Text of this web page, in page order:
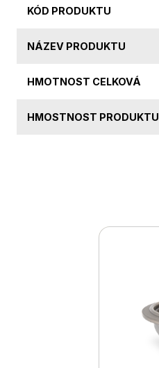
KÓD PRODUKTU
NÁZEV PRODUKTU
HMOTNOST CELKOVÁ
HMOSTNOST PRODUKTU